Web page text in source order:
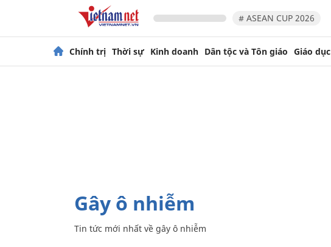
# ASEAN CUP 2026
Chính trị Thời sự Kinh doanh Dân tộc và Tôn giáo Giáo dục
gây ô nhiễm
Tin tức mới nhất về gây ô nhiễm